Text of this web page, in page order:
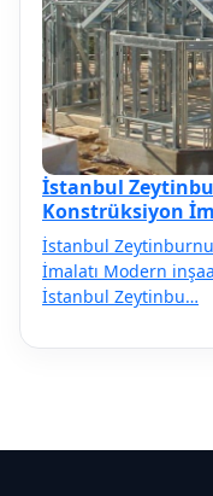
İstanbul
Konstrüksiyon
İstanbul
İmalatı Modern
İstanbul Zeytinbu…